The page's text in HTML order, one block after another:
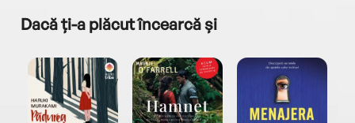
Dacă ți-a plăcut încearcă și